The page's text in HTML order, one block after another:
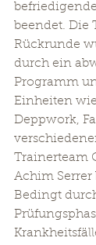
beendet.
Rückrunde
durch ein
Programm
Einheiten
Deppwork,
Trainerteam
Achim Serrer
Bedingt